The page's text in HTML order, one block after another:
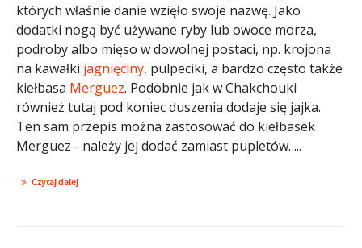
których właśnie danie wzięło swoje nazwę. Jako
dodatki nogą być używane ryby lub owoce morza,
podroby albo mięso w dowolnej postaci, np. krojona
na kawałki jagnięciny, pulpeciki, a bardzo często także
kiełbasa Merguez. Podobnie jak w Chakchouki
również tutaj pod koniec duszenia dodaje się jajka.
Ten sam przepis można zastosować do kiełbasek
Merguez - należy jej dodać zamiast pupletów. ...
Czytaj dalej